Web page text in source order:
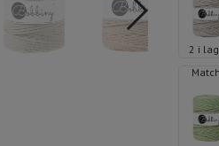
2 i